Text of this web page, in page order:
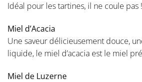
Idéal pour les tartines, il ne coule pas !
Miel d’Acacia
Une saveur délicieusement douce,
liquide, le miel d’acacia est le miel
Miel de Luzerne